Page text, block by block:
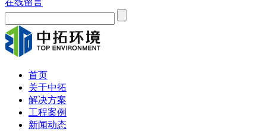
在线留言
首页
关于中拓
解决方案
工程案例
新闻动态